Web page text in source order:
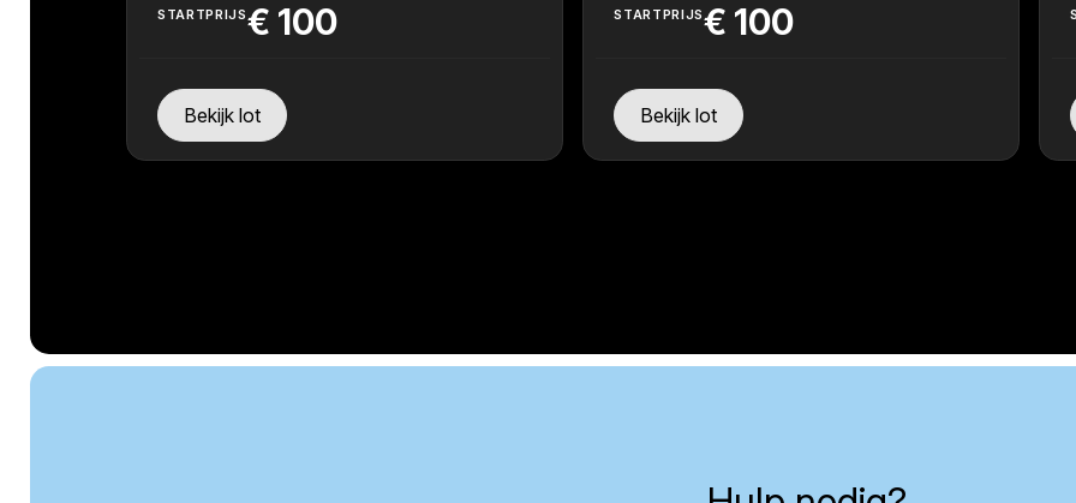
STARTPRIJS€ 100
Bekijk lot
STARTPRIJS€ 100
Bekijk lot